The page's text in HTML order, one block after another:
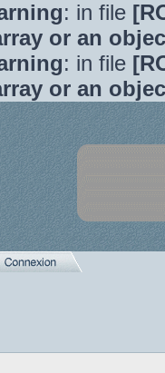
: in file
or an
: in file
or an